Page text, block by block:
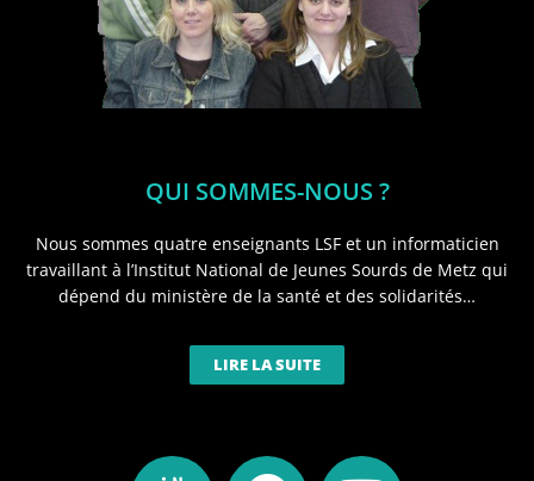
QUI SOMMES-NOUS ?
Nous sommes quatre enseignants LSF et un informaticien
travaillant à l’Institut National de Jeunes Sourds de Metz qui
dépend du ministère de la santé et des solidarités…
LIRE LA SUITE